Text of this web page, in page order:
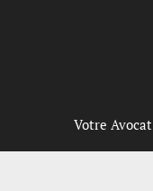
Votre